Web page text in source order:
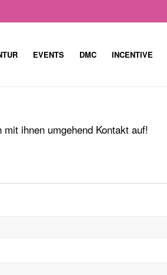
EVENTS DMC INCENTIVE
ihnen umgehend Kontakt auf!